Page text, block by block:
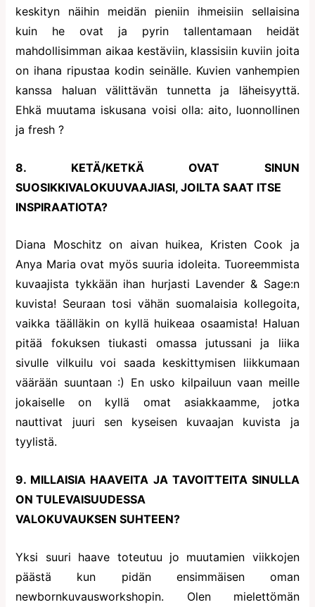
keskityn näihin meidän pieniin ihmeisiin sellaisina
kuin he ovat ja pyrin tallentamaan heidät
mahdollisimman aikaa kestäviin, klassisiin kuviin joita
on ihana ripustaa kodin seinälle. Kuvien vanhempien
kanssa haluan välittävän tunnetta ja läheisyyttä.
Ehkä muutama iskusana voisi olla: aito, luonnollinen
ja fresh ?
8. KETÄ/KETKÄ OVAT SINUN
SUOSIKKIVALOKUUVAAJIASI, JOILTA SAAT ITSE
INSPIRAATIOTA?
Diana Moschitz on aivan huikea, Kristen Cook ja
Anya Maria ovat myös suuria idoleita. Tuoreemmista
kuvaajista tykkään ihan hurjasti Lavender & Sage:n
kuvista! Seuraan tosi vähän suomalaisia kollegoita,
vaikka täälläkin on kyllä huikeaa osaamista! Haluan
pitää fokuksen tiukasti omassa jutussani ja liika
sivulle vilkuilu voi saada keskittymisen liikkumaan
väärään suuntaan :) En usko kilpailuun vaan meille
jokaiselle on kyllä omat asiakkaamme, jotka
nauttivat juuri sen kyseisen kuvaajan kuvista ja
tyylistä.
9. MILLAISIA HAAVEITA JA TAVOITTEITA SINULLA
ON TULEVAISUUDESSA
VALOKUVAUKSEN SUHTEEN?
Yksi suuri haave toteutuu jo muutamien viikkojen
päästä kun pidän ensimmäisen oman
newbornkuvausworkshopin. Olen mielettömän